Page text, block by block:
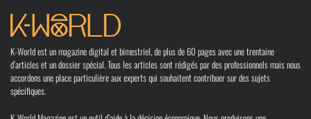
K-World est un magazine digital et bimestriel, de plus de 60 pages avec une trentaine
d’articles et un dossier spécial. Tous les articles sont rédigés par des professionnels mais nous
accordons une place particulière aux experts qui souhaitent contribuer sur des sujets
spécifiques.